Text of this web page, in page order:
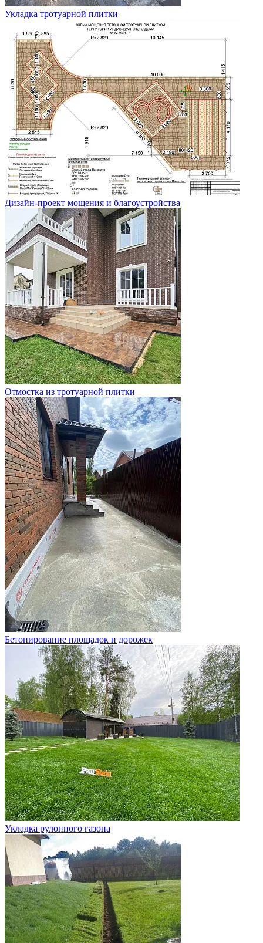
Укладка тротуарной плитки
Дизайн-проект мощения и благоустройства
Отмостка из тротуарной плитки
Бетонирование площадок и дорожек
Укладка рулонного газона